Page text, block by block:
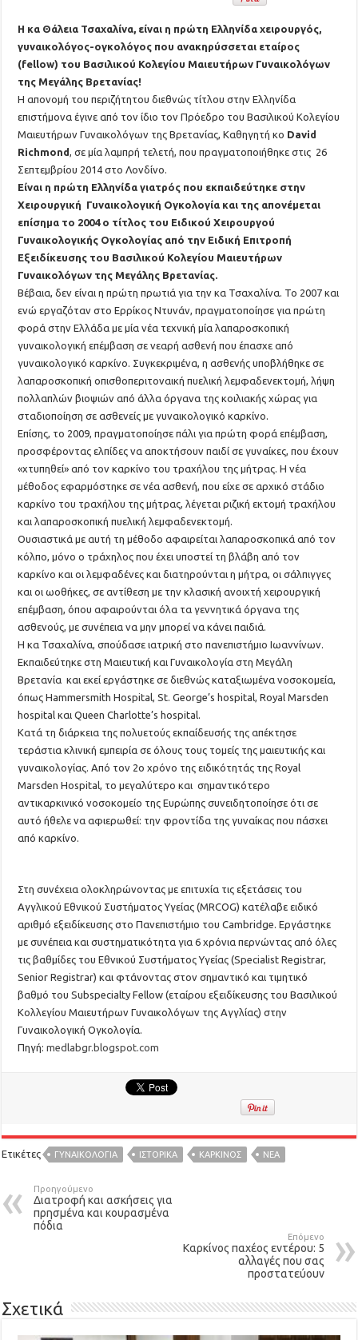
Η κα Θάλεια Τσαχαλίνα, είναι η πρώτη Ελληνίδα χειρουργός,
γυναικολόγος-ογκολόγος που ανακηρύσσεται εταίρος
(fellow) του Βασιλικού Κολεγίου Μαιευτήρων Γυναικολόγων
της Μεγάλης Βρετανίας!
Η απονομή του περιζήτητου διεθνώς τίτλου στην Ελληνίδα
επιστήμονα έγινε από τον ίδιο τον Πρόεδρο του Βασιλικού Κολεγίου
Μαιευτήρων Γυναικολόγων της Βρετανίας, Καθηγητή κο David
Richmond, σε μία λαμπρή τελετή, που πραγματοποιήθηκε στις 26
Σεπτεμβρίου 2014 στο Λονδίνο.
Είναι η πρώτη Ελληνίδα γιατρός που εκπαιδεύτηκε στην
Χειρουργική Γυναικολογική Ογκολογία και της απονέμεται
επίσημα το 2004 ο τίτλος του Ειδικού Χειρουργού
Γυναικολογικής Ογκολογίας από την Ειδική Επιτροπή
Εξειδίκευσης του Βασιλικού Κολεγίου Μαιευτήρων
Γυναικολόγων της Μεγάλης Βρετανίας.
Βέβαια, δεν είναι η πρώτη πρωτιά για την κα Τσαχαλίνα. Το 2007 και
ενώ εργαζόταν στο Ερρίκος Ντυνάν, πραγματοποίησε για πρώτη
φορά στην Ελλάδα με μία νέα τεχνική μία λαπαροσκοπική
γυναικολογική επέμβαση σε νεαρή ασθενή που έπασχε από
γυναικολογικό καρκίνο. Συγκεκριμένα, η ασθενής υποβλήθηκε σε
λαπαροσκοπική οπισθοπεριτοναική πυελική λεμφαδενεκτομή, λήψη
πολλαπλών βιοψιών από άλλα όργανα της κοιλιακής χώρας για
σταδιοποίηση σε ασθενείς με γυναικολογικό καρκίνο.
Επίσης, το 2009, πραγματοποίησε πάλι για πρώτη φορά επέμβαση,
προσφέροντας ελπίδες να αποκτήσουν παιδί σε γυναίκες, που έχουν
«χτυπηθεί» από τον καρκίνο του τραχήλου της μήτρας. Η νέα
μέθοδος εφαρμόστηκε σε νέα ασθενή, που είχε σε αρχικό στάδιο
καρκίνο του τραχήλου της μήτρας, λέγεται ριζική εκτομή τραχήλου
και λαπαροσκοπική πυελική λεμφαδενεκτομή.
Ουσιαστικά με αυτή τη μέθοδο αφαιρείται λαπαροσκοπικά από τον
κόλπο, μόνο ο τράχηλος που έχει υποστεί τη βλάβη από τον
καρκίνο και οι λεμφαδένες και διατηρούνται η μήτρα, οι σάλπιγγες
και οι ωοθήκες, σε αντίθεση με την κλασική ανοιχτή χειρουργική
επέμβαση, όπου αφαιρούνται όλα τα γεννητικά όργανα της
ασθενούς, με συνέπεια να μην μπορεί να κάνει παιδιά.
Η κα Τσαχαλίνα, σπούδασε ιατρική στο πανεπιστήμιο Ιωαννίνων.
Εκπαιδεύτηκε στη Μαιευτική και Γυναικολογία στη Μεγάλη
Βρετανία και εκεί εργάστηκε σε διεθνώς καταξιωμένα νοσοκομεία,
όπως Hammersmith Hospital, St. George’s hospital, Royal Marsden
hospital και Queen Charlotte’s hospital.
Kατά τη διάρκεια της πολυετούς εκπαίδευσής της απέκτησε
τεράστια κλινική εμπειρία σε όλους τους τομείς της μαιευτικής και
γυναικολογίας. Από τον 2ο χρόνο της ειδικότητάς της Royal
Marsden Hospital, το μεγαλύτερο και σημαντικότερο
αντικαρκινικό νοσοκομείο της Ευρώπης συνειδητοποίησε ότι σε
αυτό ήθελε να αφιερωθεί: την φροντίδα της γυναίκας που πάσχει
από καρκίνο.
Στη συνέχεια ολοκληρώνοντας με επιτυχία τις εξετάσεις του
Αγγλικού Εθνικού Συστήματος Υγείας (MRCOG) κατέλαβε ειδικό
αριθμό εξειδίκευσης στο Πανεπιστήμιο του Cambridge. Εργάστηκε
με συνέπεια και συστηματικότητα για 6 χρόνια περνώντας από όλες
τις βαθμίδες του Εθνικού Συστήματος Υγείας (Specialist Registrar,
Senior Registrar) και φτάνοντας στον σημαντικό και τιμητικό
βαθμό του Subspecialty Fellow (εταίρου εξειδίκευσης του Βασιλικού
Κολλεγίου Μαιευτήρων Γυναικολόγων της Αγγλίας) στην
Γυναικολογική Ογκολογία.
Πηγή:medlabgr.blogspot.com
Ετικέτες ΓΥΝΑΙΚΟΛΟΓΙΑ ΙΣΤΟΡΙΚΑ ΚΑΡΚΙΝΟΣ ΝΕΑ
Προηγούμενο
Διατροφή και ασκήσεις για
πρησμένα και κουρασμένα
πόδια
Επόμενο
Καρκίνος παχέος εντέρου: 5
αλλαγές που σας
προστατεύουν
Σχετικά